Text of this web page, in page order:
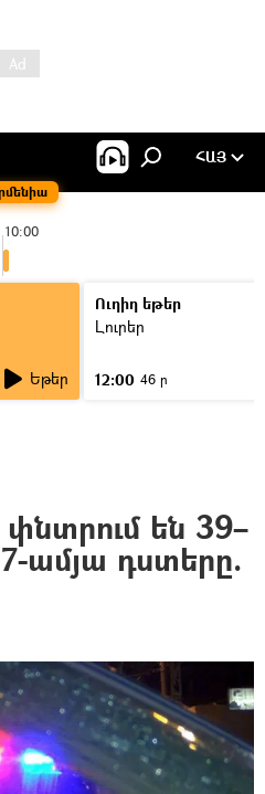
ՀԱՅ
10:00
Եթեր
Ուղիղ եթեր
Լուրեր
12:00 46 ր
են 39–
ամյա դստերը.